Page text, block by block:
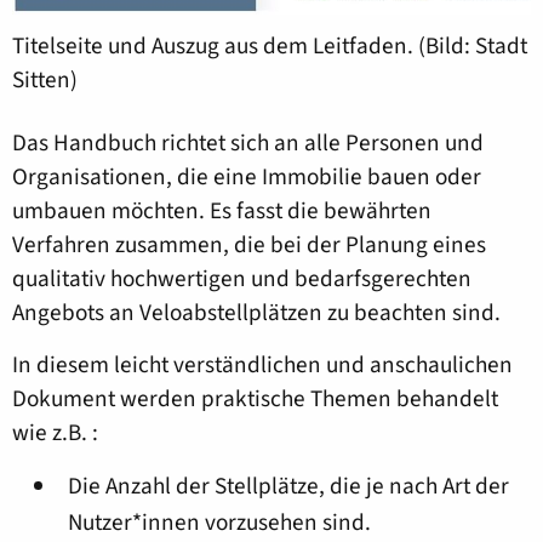
Titelseite und Auszug aus dem Leitfaden. (Bild: Stadt
Sitten)
Das Handbuch richtet sich an alle Personen und
Organisationen, die eine Immobilie bauen oder
umbauen möchten. Es fasst die bewährten
Verfahren zusammen, die bei der Planung eines
qualitativ hochwertigen und bedarfsgerechten
Angebots an Veloabstellplätzen zu beachten sind.
In diesem leicht verständlichen und anschaulichen
Dokument werden praktische Themen behandelt
wie z.B. :
Die Anzahl der Stellplätze, die je nach Art der
Nutzer*innen vorzusehen sind.